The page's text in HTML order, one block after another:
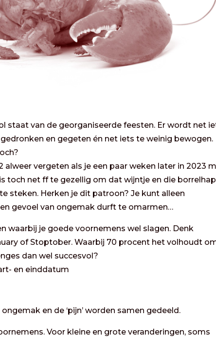
staat van de georganiseerde feesten. Er wordt net
en gegeten én net iets te weinig bewogen.
vergeten als je een paar weken later in 2023
toch net ff te gezellig om dat wijntje en die
steken. Herken je dit patroon? Je kunt alleen
gevoel van ongemak durft te omarmen…
waarbij je goede voornemens wel slagen. Denk
of Stoptober. Waarbij 70 procent het volhoudt
dan wel succesvol?
en einddatum
en de ‘pijn’ worden samen gedeeld.
Voor kleine en grote veranderingen, soms